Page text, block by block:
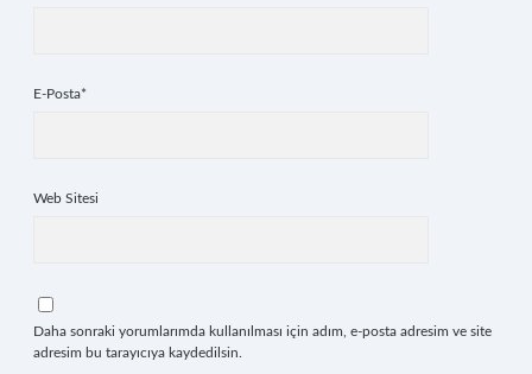
E-Posta*
Web Sitesi
Daha sonraki yorumlarımda kullanılması için adım, e-posta adresim ve site
adresim bu tarayıcıya kaydedilsin.